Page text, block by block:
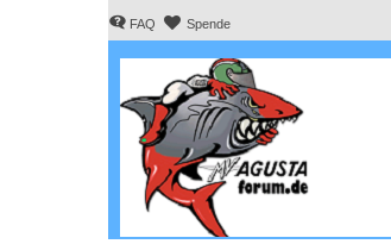
FAQ Spende